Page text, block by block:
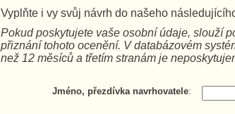
Vyplňte i vy svůj návrh do našeho
Pokud poskytujete vaše osobní údaje, slouží
přiznání tohoto ocenění. V databázovém
než 12 měsíců a třetím stranám je
Jméno, přezdívka navrhovatele: